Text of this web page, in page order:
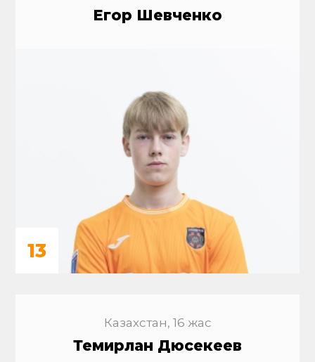
Егор Шевченко
13
Казахстан, 16 жас
Темирлан Дюсекеев